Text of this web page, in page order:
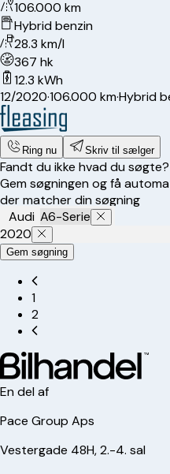
106.000 km
Hybrid benzin
28.3 km/l
367 hk
12.3 kWh
12/2020·106.000 km·Hybrid
Ring nu Skriv til sælger
Fandt du ikke hvad du søgte?
Gem søgningen og få
der matcher din søgning
Audi A6-Serie
2020
Gem søgning
1
2
En del af
Pace Group Aps
Vestergade 48H, 2.-4. sal